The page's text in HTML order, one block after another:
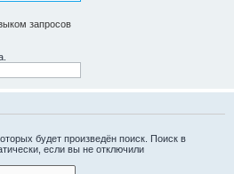
запросов
будет произведён поиск. Поиск в
если вы не отключили